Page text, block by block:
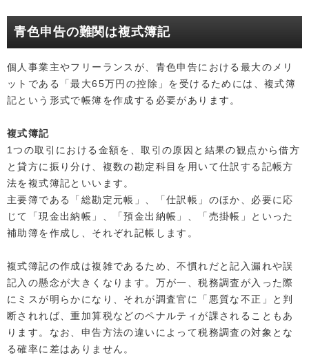
青色申告の難関は複式簿記
個人事業主やフリーランスが、青色申告における最大のメリ
ットである「最大65万円の控除」を受けるためには、複式簿
記という形式で帳簿を作成する必要があります。
複式簿記
1つの取引における金額を、取引の原因と結果の観点から借方
と貸方に振り分け、複数の勘定科目を用いて仕訳する記帳方
法を複式簿記といいます。
主要簿である「総勘定元帳」、「仕訳帳」のほか、必要に応
じて「現金出納帳」、「預金出納帳」、「売掛帳」といった
補助簿を作成し、それぞれ記帳します。
複式簿記の作成は複雑であるため、不慣れだと記入漏れや誤
記入の懸念が大きくなります。万が一、税務調査が入った際
にミスが明らかになり、それが調査官に「悪質な不正」と判
断されれば、重加算税などのペナルティが課されることもあ
ります。なお、申告方法の違いによって税務調査の対象とな
る確率に差はありません。